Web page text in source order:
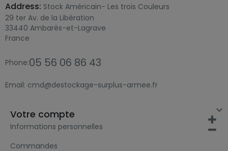
Address: Stock Américain- Les trois Couleurs
29 ter Av. de la Libération
33440 Ambarès-et-Lagrave
France
Phone:05 56 06 86 43
Email: cmd@destockage-surplus-armee.fr

Votre compte
Informations personnelles
Commandes